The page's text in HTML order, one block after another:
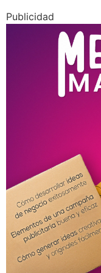
Publicidad